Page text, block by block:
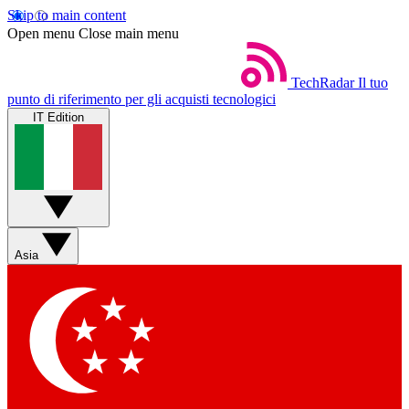
Skip to main content
Open menu Close main menu
TechRadar Il tuo
punto di riferimento per gli acquisti tecnologici
IT Edition
Asia